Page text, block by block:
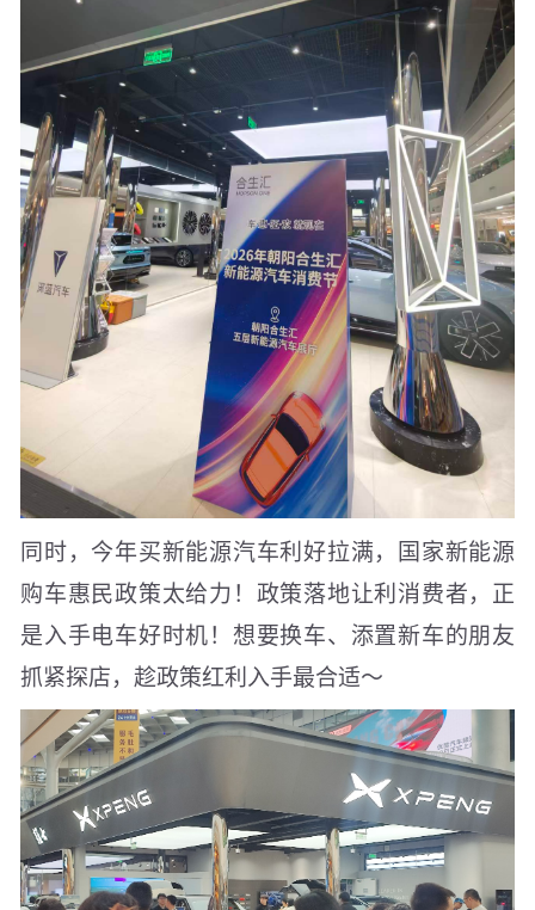
同时，今年买新能源汽车利好拉满，国家新能源
购车惠民政策太给力！政策落地让利消费者，正
是入手电车好时机！想要换车、添置新车的朋友
抓紧探店，趁政策红利入手最合适～